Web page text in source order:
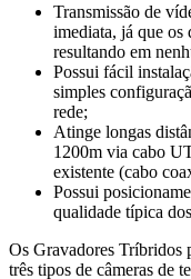
Transmissão de
imediata, já que os
resultando em
Possui fácil
simples
rede;
Atinge longas
1200m via cabo
existente (cabo
Possui
qualidade típica
Os Gravadores Tríbridos
três tipos de câmeras de